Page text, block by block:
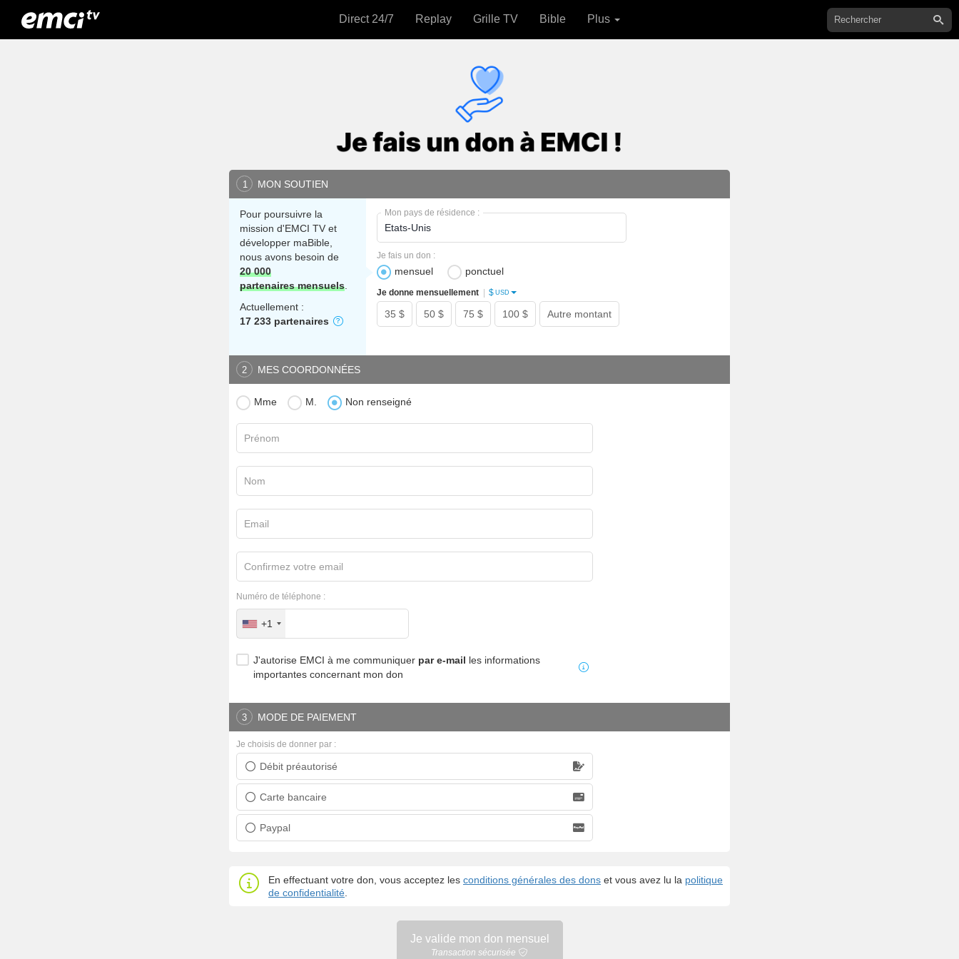
Direct 24/7 Replay Grille TV Bible Plus
1 MON SOUTIEN
Pour poursuivre la
mission d'EMCI TV et
développer maBible,
nous avons besoin de
20 000
partenaires mensuels.
Actuellement :
17 233 partenaires
Mon pays de résidence :
mensuel ponctuel
Je fais un don :
35 $ 50 $ 75 $ 100 $ Autre montant
Je donne mensuellement $ USD
2 MES COORDONNÉES
Mme M. Non renseigné
Prénom
Nom
Email
Confirmez votre email
Numéro de téléphone :
+1
J'autorise EMCI à me communiquer par e-mail les informations
importantes concernant mon don
3 MODE DE PAIEMENT
Débit préautorisé
Prélèvement bancaire
Carte bancaire
Carte bancaire
Paypal
Paypal
Je choisis de donner par :
En effectuant votre don, vous acceptez les conditions générales des dons et vous avez lu la politique
de confidentialité.
Je valide mon don mensuel
Transaction sécurisée